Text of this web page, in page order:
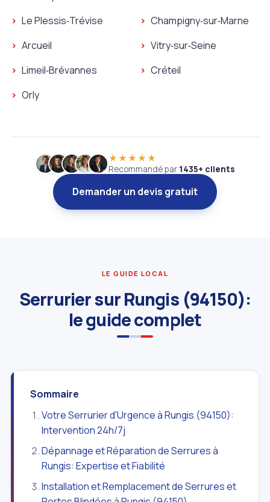
Le Plessis‑Trévise
Arcueil
Limeil‑Brévannes
Orly
Champigny‑sur‑Marne
Vitry‑sur‑Seine
Créteil
★★★★★
Recommandé par 1435+ clients
Demander un devis gratuit
LE GUIDE LOCAL
Serrurier sur Rungis (94150):
le guide complet
Sommaire
Votre Serrurier d'Urgence à Rungis (94150):
Intervention 24h/7j
Dépannage et Réparation de Serrures à
Rungis: Expertise et Fiabilité
Installation et Remplacement de Serrures et